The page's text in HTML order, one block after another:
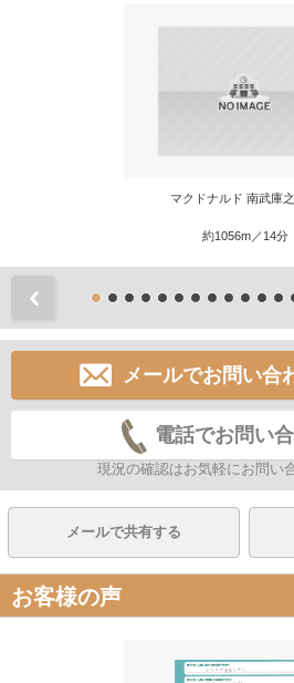
マクドナルド 南武庫
約1056m／14分
メールでお問い合
電話でお問い
現況の確認はお気軽にお問い
メールで共有する
お客様の声